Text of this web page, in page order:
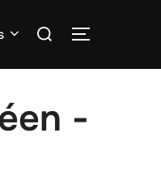
Rechercher :
-